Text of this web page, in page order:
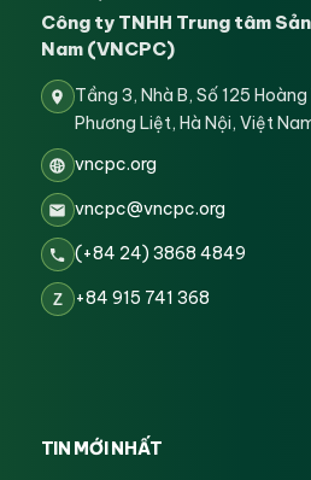
Công ty TNHH Trung tâm
Nam (VNCPC)
Tầng 3, Nhà B, Số 125
Phương Liệt, Hà Nội, Việt
vncpc.org
vncpc@vncpc.org
(+84 24) 3868 4849
Z +84 915 741 368
TIN MỚI NHẤT